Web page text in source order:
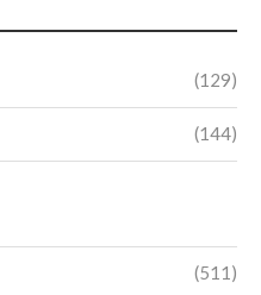
(129)
(144)
(511)